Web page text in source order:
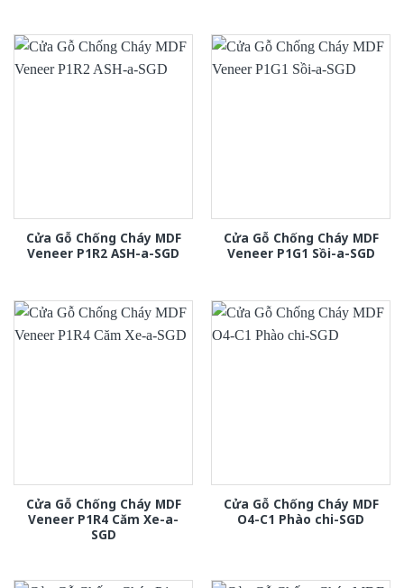
Cửa Gỗ Chống Cháy MDF
Veneer P1R2 ASH-a-SGD
Cửa Gỗ Chống Cháy MDF
Veneer P1G1 Sồi-a-SGD
Cửa Gỗ Chống Cháy MDF
Veneer P1R4 Căm Xe-a-
SGD
Cửa Gỗ Chống Cháy MDF
O4-C1 Phào chi-SGD